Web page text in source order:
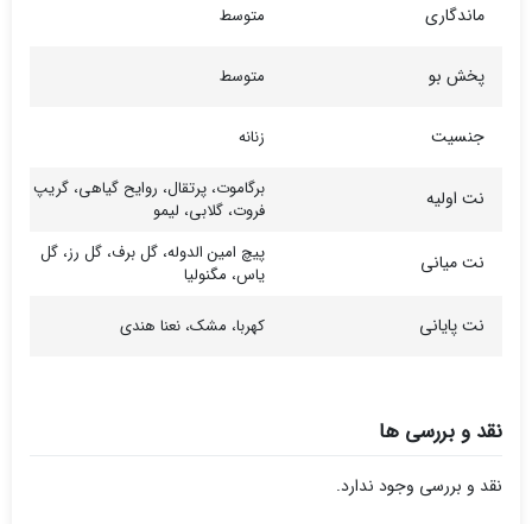
ماندگاری متوسط
پخش بو متوسط
جنسیت زنانه
نت اولیه
برگاموت، پرتقال، روایح گیاهی، گریپ
فروت، گلابی، لیمو
نت میانی
پیچ امین الدوله، گل برف، گل رز، گل
یاس، مگنولیا
نت پایانی کهربا، مشک، نعنا هندی
نقد و بررسی ها
نقد و بررسی وجود ندارد.